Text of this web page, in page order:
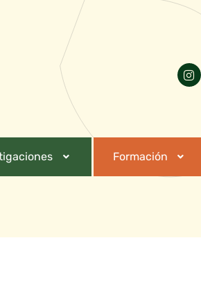
Formación